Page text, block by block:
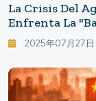
La Crisis Del
Enfrenta La
Desaparición
Humanidad Ha
2025年07月27日